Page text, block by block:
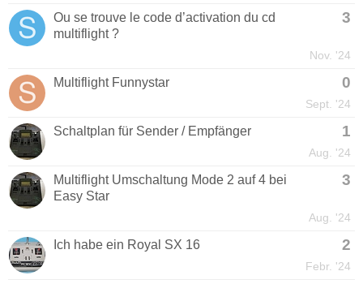
Ou se trouve le code d’activation du cd
multiflight ?
3
Nov. '24
Multiflight Funnystar 0
Sept. '24
Schaltplan für Sender / Empfänger 1
Aug. '24
Multiflight Umschaltung Mode 2 auf 4 bei
Easy Star
3
Aug. '24
Ich habe ein Royal SX 16 2
Febr. '24